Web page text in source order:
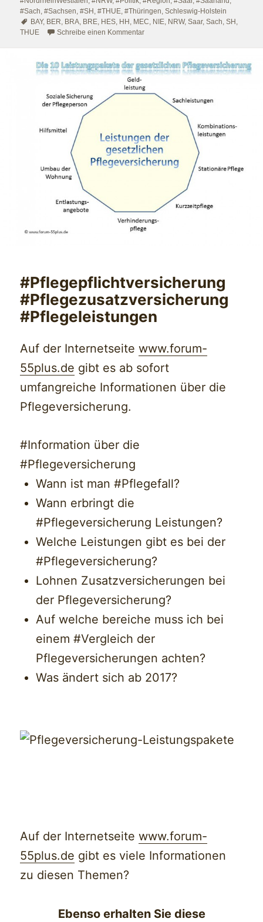
#Sach,#Sachsen,#SH ,#THUE,#Thüringen,Schleswig-Holstein
Schlagwörter
BAY, BER, BRA, BRE, HES, HH , MEC, NIE, NRW,Saar,Sach,SH ,
THUE
Schreibe einen Kommentarzu #Radikalismus in Deutschland –
#Pflegepflichtversicherung
#Pflegezusatzversicherung
#Pflegeleistungen
Auf der Internetseitewww.forum-
55plus.de gibt es ab sofort
umfangreiche Informationen über die
Pflegeversicherung.
#Information über die
#Pflegeversicherung
Wann ist man#Pflegefall?
Wann erbringt die
#Pflegeversicherung Leistungen?
Welche Leistungen gibt es bei der
#Pflegeversicherung?
Lohnen Zusatzversicherungen bei
der Pflegeversicherung?
Auf welche bereiche muss ich bei
einem#Vergleich der
Pflegeversicherungen achten?
Was ändert sich ab 2017?
Auf der Internetseitewww.forum-
55plus.de gibt es viele Informationen
zu diesen Themen?
Ebenso erhalten Sie diese